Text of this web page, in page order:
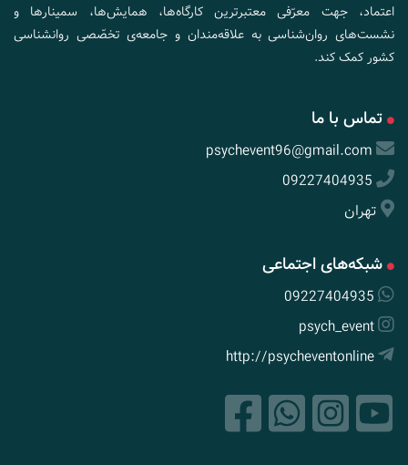
اعتماد، جهت معرّفی معتبرترین کارگاه‌ها، همایش‌ها، سمینارها و
نشست‌های روان‌شناسی به علاقه‌مندان و جامعه‌ی تخصّصی روانشناسی
کشور کمک کند.
تماس با ما
psychevent96@gmail.com
09227404935
تهران
شبکه‌های اجتماعی
09227404935
psych_event
http://psycheventonline